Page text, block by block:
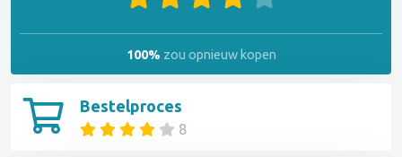
Bestelproces
8
100% zou opnieuw kopen